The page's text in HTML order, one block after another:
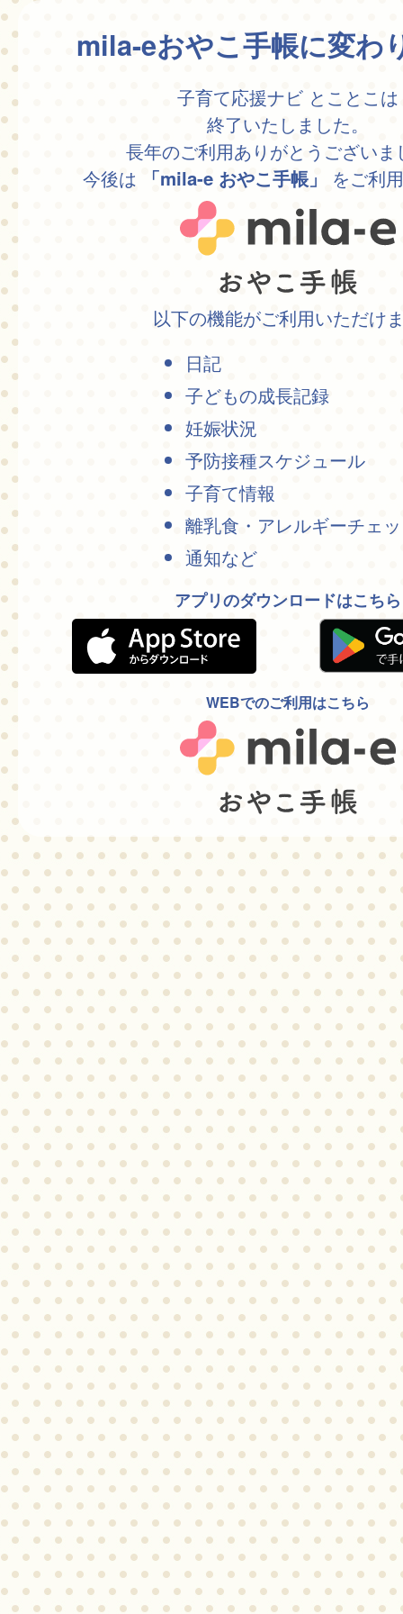
mila-eおやこ手帳に変わ
子育て応援ナビ とことこは
終了いたしました。
長年のご利用ありがとうございま
今後は
「mila-e おやこ手帳」 をご利
以下の機能がご利用いただけ
日記
子どもの成長記録
妊娠状況
予防接種スケジュール
子育て情報
離乳食・アレルギーチェ
通知など
アプリのダウンロードはこちら
WEBでのご利用はこちら